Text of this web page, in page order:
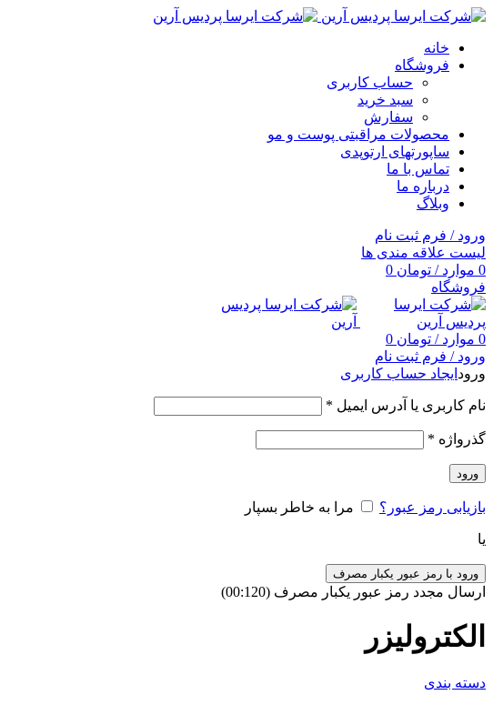
خانه
فروشگاه
حساب کاربری
سبد خرید
سفارش
محصولات مراقبتی پوست و مو
ساپورتهای ارتوپدی
تماس با ما
درباره ما
وبلاگ
ورود / فرم ثبت نام
لیست علاقه مندی ها
0 موارد / تومان
فروشگاه
0 موارد / تومان
ورود / فرم ثبت نام
ورود ایجاد حساب کاربری
نام کاربری یا آدرس ایمیل *
گذرواژه *
ورود
بازیابی رمز عبور؟ مرا به خاطر بسپار
یا
ورود با رمز عبور یکبار مصرف
ارسال مجدد رمز عبور یکبار مصرف (00:
120
)
الکترولیزر
دسته بندی